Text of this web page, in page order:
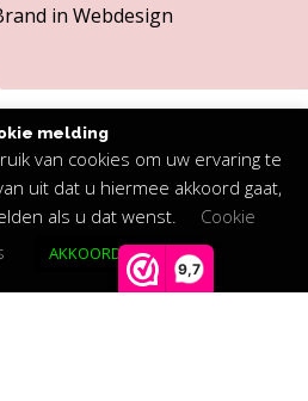
9,7
in Webdesign
melding
van cookies om uw ervaring te
uit dat u hiermee akkoord gaat,
als u dat wenst.
Cookie
AKKOORD
bijWebwinkelKeur
op 216 reviews.